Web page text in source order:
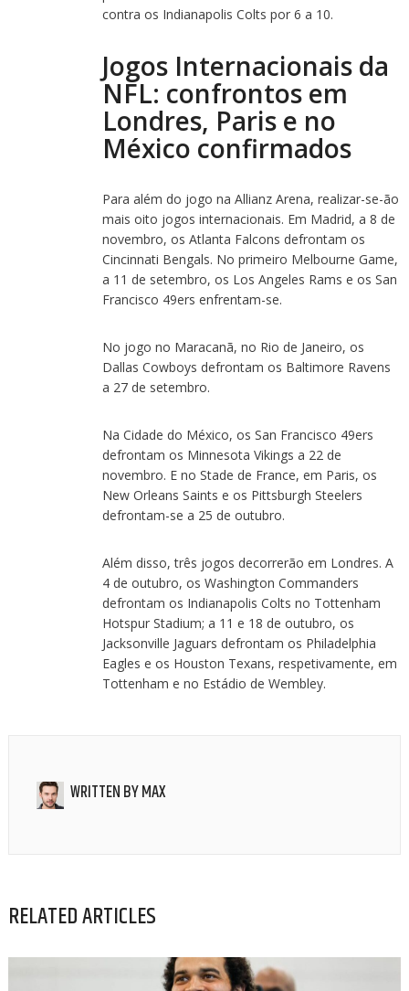
contra os Indianapolis Colts por 6 a 10.
Jogos Internacionais da
NFL: confrontos em
Londres, Paris e no
México confirmados
Para além do jogo na Allianz Arena, realizar-se-ão
mais oito jogos internacionais. Em Madrid, a 8 de
novembro, os Atlanta Falcons defrontam os
Cincinnati Bengals. No primeiro Melbourne Game,
a 11 de setembro, os Los Angeles Rams e os San
Francisco 49ers enfrentam-se.
No jogo no Maracanã, no Rio de Janeiro, os
Dallas Cowboys defrontam os Baltimore Ravens
a 27 de setembro.
Na Cidade do México, os San Francisco 49ers
defrontam os Minnesota Vikings a 22 de
novembro. E no Stade de France, em Paris, os
New Orleans Saints e os Pittsburgh Steelers
defrontam-se a 25 de outubro.
Além disso, três jogos decorrerão em Londres. A
4 de outubro, os Washington Commanders
defrontam os Indianapolis Colts no Tottenham
Hotspur Stadium; a 11 e 18 de outubro, os
Jacksonville Jaguars defrontam os Philadelphia
Eagles e os Houston Texans, respetivamente, em
Tottenham e no Estádio de Wembley.
WRITTEN BYMAX
RELATED ARTICLES